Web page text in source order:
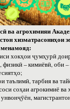
ва агрохимияи
хизматрасониҳои
хокҳои ҷумҳурӣ
физикӣ – кимиёвӣ, оби
таълимӣ, тарбия ва
соҳаи агрокимиё